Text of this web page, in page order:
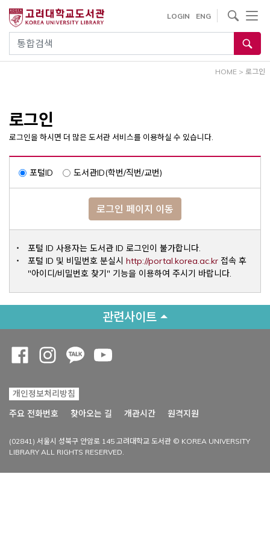
건
통합검색
LOGIN ENG
사이트내 검색
HOME > 로그인
로그인
로그인을 하시면 더 많은 도서관 서비스를 이용하실 수 있습니다.
포털ID 도서관ID(학번/직번/교번)
로그인 페이지 이동
포털 ID 사용자는 도서관 ID 로그인이 불가합니다.
포털 ID 및 비밀번호 분실시 http://portal.korea.ac.krOpens a
접속 후
"아이디/비밀번호 찾기" 기능을 이용하여 주시기 바랍니다.
관련사이트
개인정보처리방침
주요 전화번호
찾아오는 길 개관시간 원격지원
(02841) 서울시 성북구 안암로 145 고려대학교 도서관 © KOREA UNIVERSITY
LIBRARY ALL RIGHTS RESERVED.
Opens a new window
Opens a new window
Opens a new window